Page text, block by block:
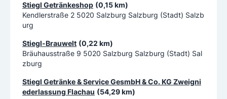
Stiegl Getränkeshop (0,15 km)
Kendlerstraße 2 5020 Salzburg Salzburg (Stadt) Salzb
urg
Stiegl-Brauwelt (0,22 km)
Bräuhausstraße 9 5020 Salzburg Salzburg (Stadt) Sal
zburg
Stiegl Getränke & Service GesmbH & Co. KG Zweigni
ederlassung Flachau (54,29 km)